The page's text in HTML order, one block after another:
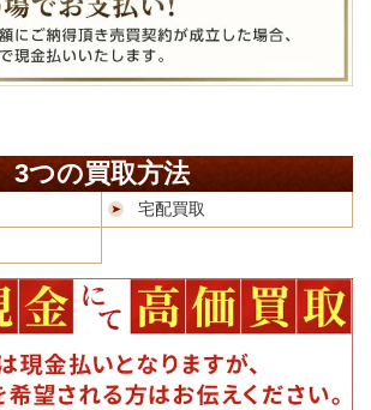
3つの買取方法
宅配買取